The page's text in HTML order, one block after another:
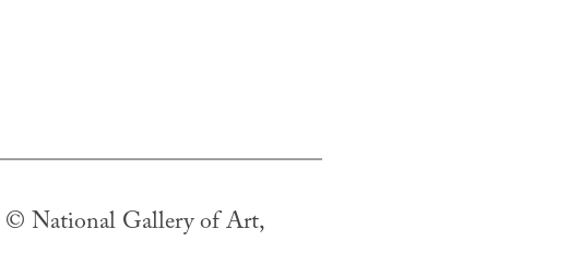
© National Gallery of Art,